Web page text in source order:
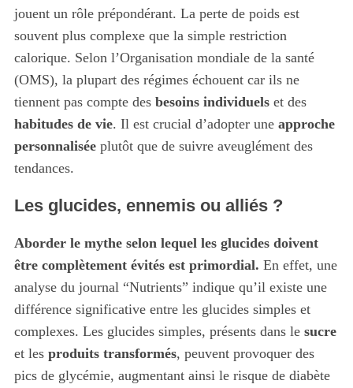
jouent un rôle prépondérant. La perte de poids est
souvent plus complexe que la simple restriction
calorique. Selon l’Organisation mondiale de la santé
(OMS), la plupart des régimes échouent car ils ne
tiennent pas compte des besoins individuelset des
habitudes de vie. Il est crucial d’adopter une approche
personnaliséeplutôt que de suivre aveuglément des
tendances.
Les glucides, ennemis ou alliés ?
Aborder le mythe selon lequel les glucides doivent
être complètement évités est primordial. En effet, une
analyse du journal “Nutrients” indique qu’il existe une
différence significative entre les glucides simples et
complexes. Les glucides simples, présents dans le sucre
et les produits transformés, peuvent provoquer des
pics de glycémie, augmentant ainsi le risque de diabète